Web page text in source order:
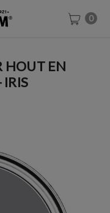
0
HOUT EN